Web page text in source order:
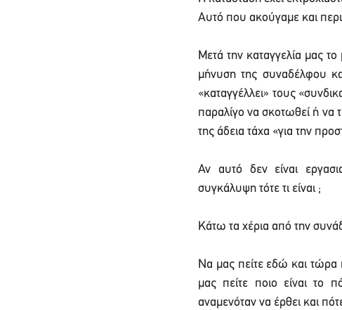
Αυτό που ακούγαμε και
Μετά την καταγγελία μας
μήνυση της συναδέλφου
«καταγγέλλει» τους
παραλίγο να σκοτωθεί ή να
της άδεια τάχα «για την
Αν αυτό δεν είναι
συγκάλυψη τότε τι είναι ;
Κάτω τα χέρια από την
Να μας πείτε εδώ και τώρα
μας πείτε ποιο είναι το
αναμενόταν να έρθει και